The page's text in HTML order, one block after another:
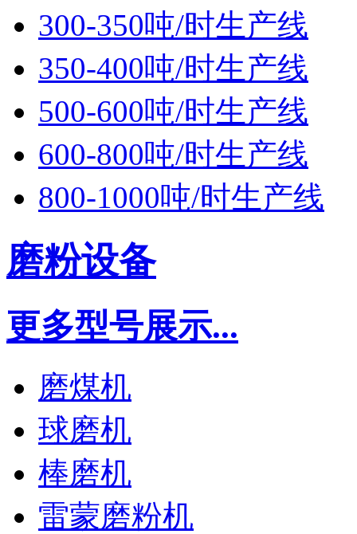
300-350吨/时生产线
350-400吨/时生产线
500-600吨/时生产线
600-800吨/时生产线
800-1000吨/时生产线
磨粉设备
更多型号展示...
磨煤机
球磨机
棒磨机
雷蒙磨粉机